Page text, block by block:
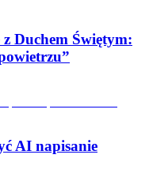
Duchem Świętym:
AI napisanie